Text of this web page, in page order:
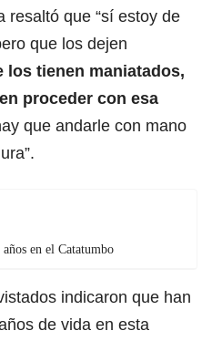
resaltó que “sí estoy de
que los dejen
los tienen maniatados,
proceder con esa
que andarle con mano
en el Catatumbo
indicaron que han
de vida en esta